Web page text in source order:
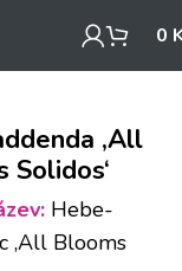
0
‚All
Solidos‘
Hebe-
‚All Blooms